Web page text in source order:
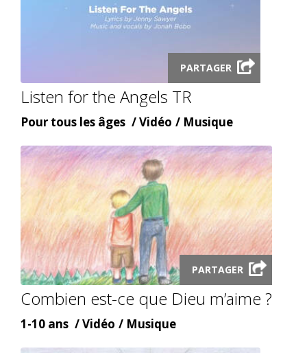
Launch
modal
PARTAGER
Listen for the Angels TR
Âge
Pour tous les âges
Content
Vidéo
Content
Musique
Launch
video
modal
PARTAGER
Combien est-ce que Dieu m’aime ?
Âge
1-10 ans
Content
Vidéo
Content
Musique